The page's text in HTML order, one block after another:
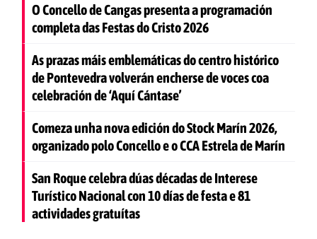
O Concello de Cangas presenta a programación
completa das Festas do Cristo 2026
As prazas máis emblemáticas do centro histórico
de Pontevedra volverán encherse de voces coa
celebración de ‘Aquí Cántase’
Comeza unha nova edición do Stock Marín 2026,
organizado polo Concello e o CCA Estrela de Marín
San Roque celebra dúas décadas de Interese
Turístico Nacional con 10 días de festa e 81
actividades gratuítas